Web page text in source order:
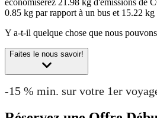
0.85 kg par rapport à un bus et 15.22
Y a-t-il quelque chose que nous
Faites le nous savoir!
-15 % min. sur votre 1er